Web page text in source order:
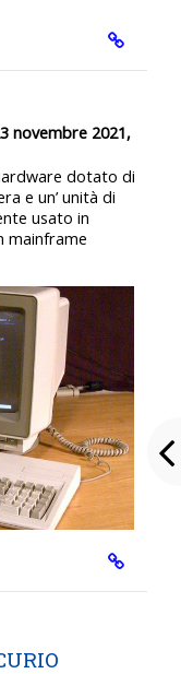
novembre 2021,
dotato di
e un’ unità di
usato in
mainframe